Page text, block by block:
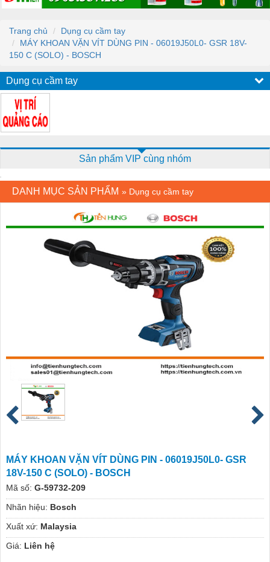
Trang chủ
Dụng cụ cầm tay
MÁY KHOAN VẶN VÍT DÙNG PIN - 06019J50L0- GSR 18V-
150 C (SOLO) - BOSCH
Dụng cụ cầm tay
Sản phẩm VIP cùng nhóm
DANH MỤC SẢN PHẨM » Dụng cụ cầm tay
MÁY KHOAN VẶN VÍT DÙNG PIN - 06019J50L0- GSR
18V-150 C (SOLO) - BOSCH
Mã số: G-59732-209
Nhãn hiệu: Bosch
Xuất xứ: Malaysia
Giá: Liên hệ